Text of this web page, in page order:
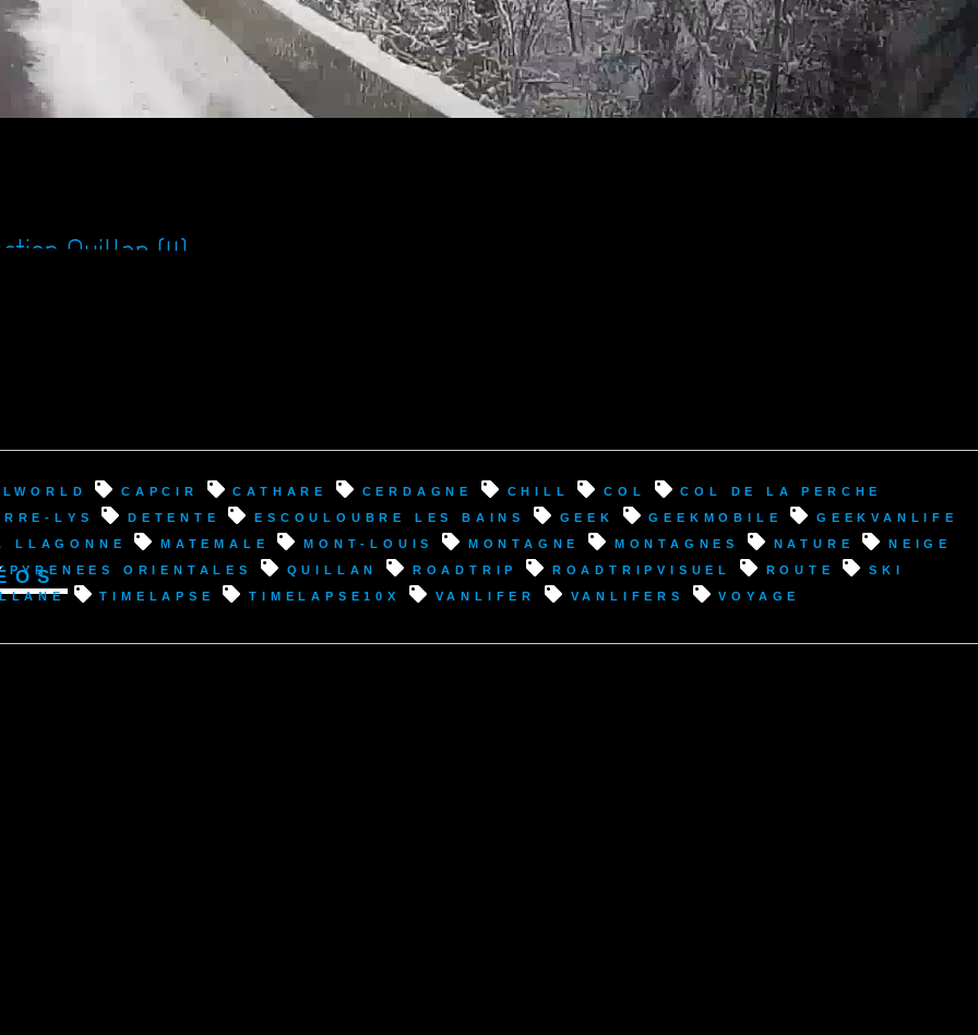
Quillan (11)
Capcir cathare Cerdagne chill col
Col de la Perche
Lys detente Escouloubre les Bains geek geekmobile
geekvanlife
Llagonne Matemale Mont-Louis montagne montagnes nature
neige
pyrenees orientales Quillan roadtrip roadtripvisuel route
ski
timelapse timelapse10x vanlifer vanlifers voyage